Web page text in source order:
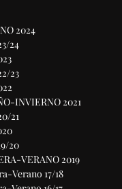
2024
24
23
INVIERNO 2021
21
20
VERANO 2019
Verano 17/18